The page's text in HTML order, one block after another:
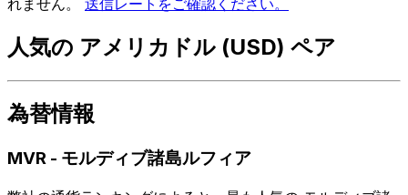
人気の アメリカドル (USD) ペア
為替情報
MVR - モルディブ諸島ルフィア